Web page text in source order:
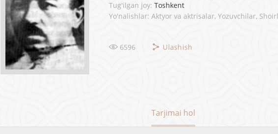
Tug'ilgan joy: Toshkent
Yo'nalishlar: Aktyor va aktrisalar, Yozuvchilar,
6596 Ulashish
Tarjimai hol